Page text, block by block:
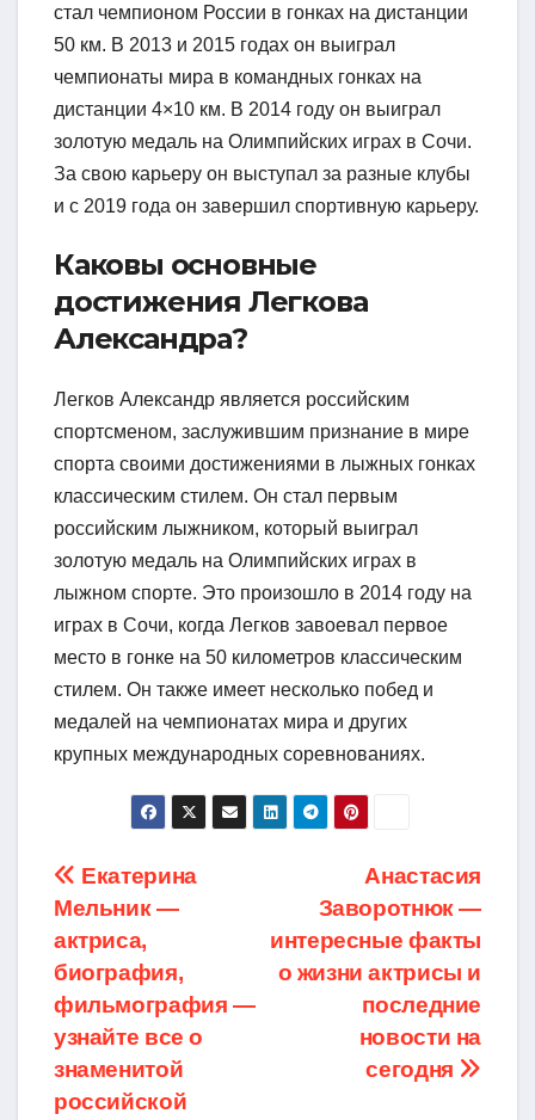
стал чемпионом России в гонках на дистанции
50 км. В 2013 и 2015 годах он выиграл
чемпионаты мира в командных гонках на
дистанции 4×10 км. В 2014 году он выиграл
золотую медаль на Олимпийских играх в Сочи.
За свою карьеру он выступал за разные клубы
и с 2019 года он завершил спортивную карьеру.
Каковы основные
достижения Легкова
Александра?
Легков Александр является российским
спортсменом, заслужившим признание в мире
спорта своими достижениями в лыжных гонках
классическим стилем. Он стал первым
российским лыжником, который выиграл
золотую медаль на Олимпийских играх в
лыжном спорте. Это произошло в 2014 году на
играх в Сочи, когда Легков завоевал первое
место в гонке на 50 километров классическим
стилем. Он также имеет несколько побед и
медалей на чемпионатах мира и других
крупных международных соревнованиях.
Навигация
по
записям
Анастасия
Заворотнюк —
интересные факты
о жизни актрисы и
последние
новости на
сегодня
Екатерина
Мельник —
актриса,
биография,
фильмография —
узнайте все о
знаменитой
российской